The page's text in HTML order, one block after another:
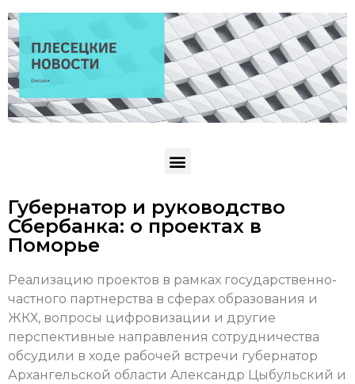
Губернатор и руководство
Сбербанка: о проектах в
Поморье
Реализацию проектов в рамках государственно-
частного партнерства в сферах образования и
ЖКХ, вопросы цифровизации и другие
перспективные направления сотрудничества
обсудили в ходе рабочей встречи губернатор
Архангельской области Александр Цыбульский и